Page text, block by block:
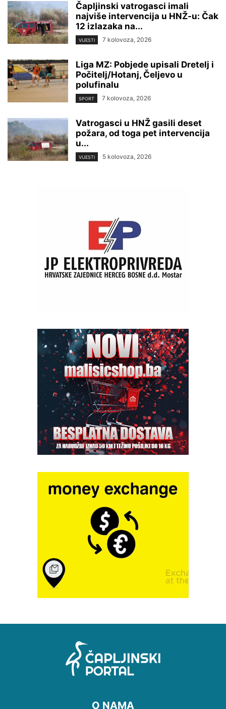
Čapljinski vatrogasci imali
najviše intervencija u HNŽ-u: Čak
12 izlazaka na...
VIJESTI 7 kolovoza, 2026
Liga MZ: Pobjede upisali Dretelj i
Počitelj/Hotanj, Čeljevo u
polufinalu
SPORT 7 kolovoza, 2026
Vatrogasci u HNŽ gasili deset
požara, od toga pet intervencija
u...
VIJESTI 5 kolovoza, 2026
O NAMA